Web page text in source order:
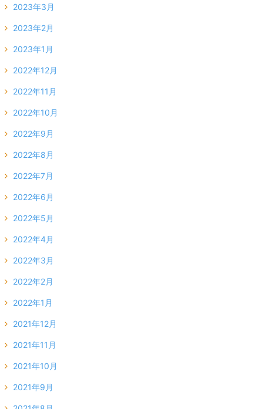
2023年3月
2023年2月
2023年1月
2022年12月
2022年11月
2022年10月
2022年9月
2022年8月
2022年7月
2022年6月
2022年5月
2022年4月
2022年3月
2022年2月
2022年1月
2021年12月
2021年11月
2021年10月
2021年9月